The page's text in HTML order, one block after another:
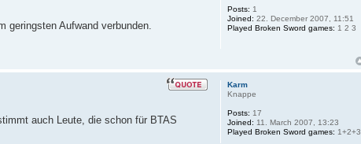
geringsten Aufwand verbunden.
Posts: 1
Joined: 22. December 2007, 11:51
Played Broken Sword games: 1 2 3
auch Leute, die schon für BTAS
Karm
Knappe
Posts: 17
Joined: 11. March 2007, 13:23
Played Broken Sword games: 1+2+3